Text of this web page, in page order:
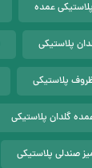
عمده
پلاستیکی
پلاستیکی
گلدان پلاستیکی
صندلی پلاستیکی